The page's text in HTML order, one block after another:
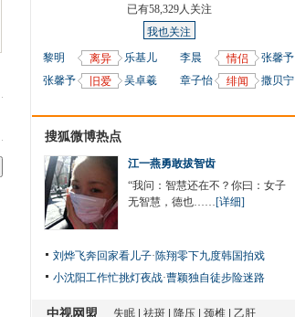
已有58,329人关注
我也关注
黎明 离异
乐基儿
张馨予
旧爱 吴卓羲
李晨 情侣
张馨予
章子怡
绯闻 撒贝宁
搜狐微博热点
江一燕勇敢拔智齿
“我问：智慧还在不？你曰：女子
无智慧，德也……[详细]
刘烨飞奔回家看儿子·陈翔零下九度韩国拍戏
小沈阳工作忙挑灯夜战·曹颖独自徒步险迷路